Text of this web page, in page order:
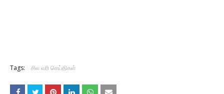
Tags: சில வரி செய்திகள்